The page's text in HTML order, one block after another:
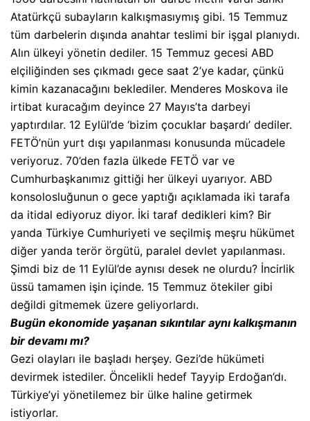
Atatürkçü subayların kalkışmasıymış gibi. 15 Temmuz
tüm darbelerin dışında anahtar teslimi bir işgal planıydı.
Alın ülkeyi yönetin dediler. 15 Temmuz gecesi ABD
elçiliğinden ses çıkmadı gece saat 2’ye kadar, çünkü
kimin kazanacağını beklediler. Menderes Moskova ile
irtibat kuracağım deyince 27 Mayıs’ta darbeyi
yaptırdılar. 12 Eylül’de ‘bizim çocuklar başardı’ dediler.
FETÖ’nün yurt dışı yapılanması konusunda mücadele
veriyoruz. 70’den fazla ülkede FETÖ var ve
Cumhurbaşkanımız gittiği her ülkeyi uyarıyor. ABD
konsolosluğunun o gece yaptığı açıklamada iki tarafa
da itidal ediyoruz diyor. İki taraf dedikleri kim? Bir
yanda Türkiye Cumhuriyeti ve seçilmiş meşru hükümet
diğer yanda terör örgütü, paralel devlet yapılanması.
Şimdi biz de 11 Eylül’de aynısı desek ne olurdu? İncirlik
üssü tamamen işin içinde. 15 Temmuz ötekiler gibi
değildi gitmemek üzere geliyorlardı.
Bugün ekonomide yaşanan sıkıntılar aynı kalkışmanın
bir devamı mı?
Gezi olayları ile başladı herşey. Gezi’de hükümeti
devirmek istediler. Öncelikli hedef Tayyip Erdoğan’dı.
Türkiye’yi yönetilemez bir ülke haline getirmek
istiyorlar.